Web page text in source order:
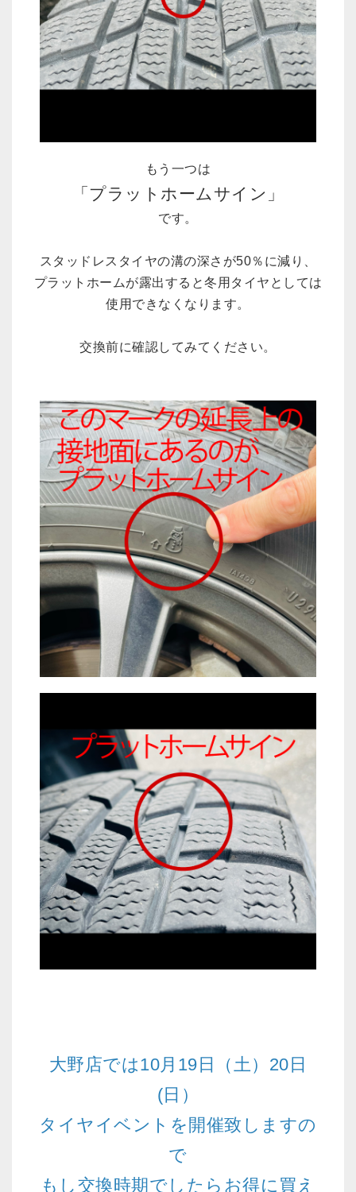
もう一つは
「プラットホームサイン」
です。
スタッドレスタイヤの溝の深さが50％に減り、
プラットホームが露出すると冬用タイヤとしては
使用できなくなります。
交換前に確認してみてください。
大野店では10月19日（土）20日
(日）
タイヤイベントを開催致しますの
で
もし交換時期でしたらお得に買え